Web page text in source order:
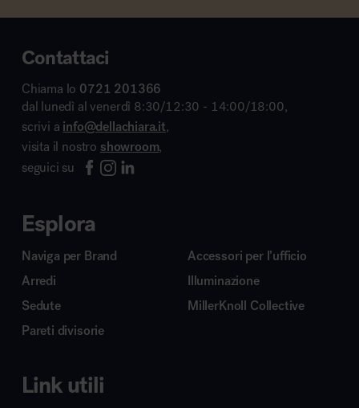
Contattaci
Chiama lo 0721 201366
dal lunedì al venerdì 8:30/12:30 - 14:00/18:00,
scrivi a info@dellachiara.it,
visita il nostro showroom,
seguici su
Esplora
Naviga per Brand
Arredi
Sedute
Pareti divisorie
Accessori per l’ufficio
Illuminazione
MillerKnoll Collective
Link utili